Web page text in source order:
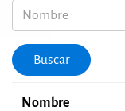
Nombre
Buscar
Nombre